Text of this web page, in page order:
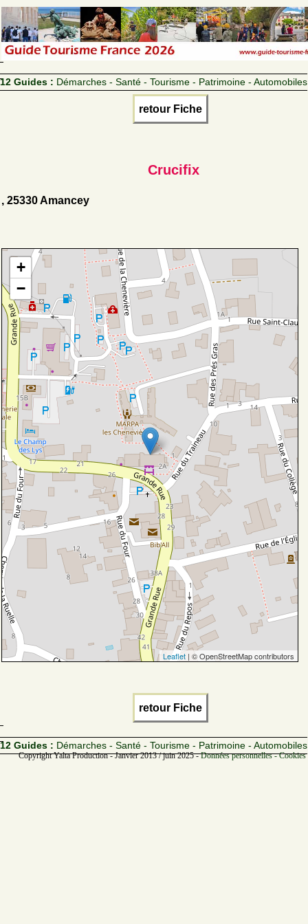
12 Guides : Démarches - Santé - Tourisme - Patrimoine - Automobiles
retour Fiche
Crucifix
, 25330 Amancey
+
−
Leaflet | © OpenStreetMap contributors
retour Fiche
12 Guides : Démarches - Santé - Tourisme - Patrimoine - Automobiles
Copyright Yalta Production - Janvier 2013 / juin 2025 -Données personnelles -